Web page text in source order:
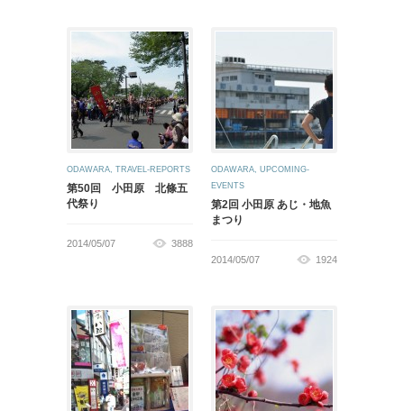
ODAWARA, TRAVEL-REPORTS
第50回 小田原 北條五
代祭り
2014/05/07 3888
ODAWARA, UPCOMING-
EVENTS
第2回 小田原 あじ・地魚
まつり
2014/05/07 1924